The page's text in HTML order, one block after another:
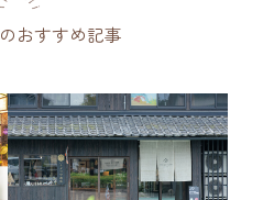
のおすすめ記事